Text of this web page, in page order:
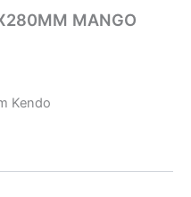
MANGO
Kendo